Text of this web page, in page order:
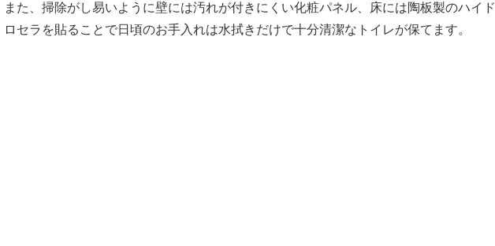
また、掃除がし易いように壁には汚れが付きにくい化粧パネル、床には陶板製のハイド
ロセラを貼ることで日頃のお手入れは水拭きだけで十分清潔なトイレが保てます。